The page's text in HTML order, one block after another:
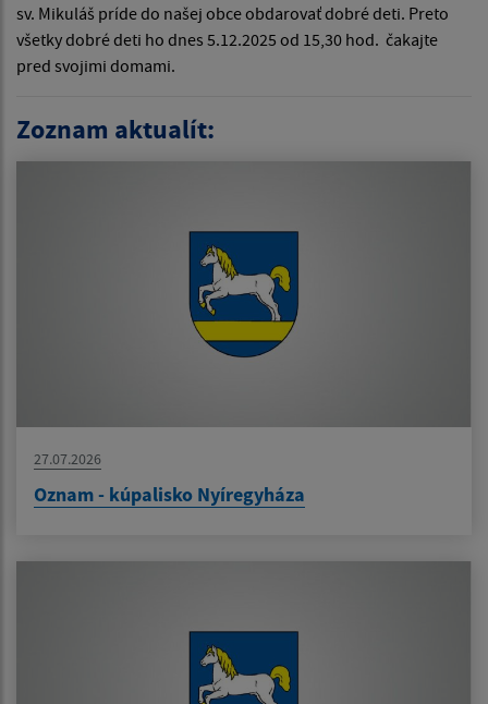
sv. Mikuláš príde do našej obce obdarovať dobré deti. Preto
všetky dobré deti ho dnes 5.12.2025 od 15,30 hod. čakajte
pred svojimi domami.
Zoznam aktualít:
27.07.2026
Oznam - kúpalisko Nyíregyháza